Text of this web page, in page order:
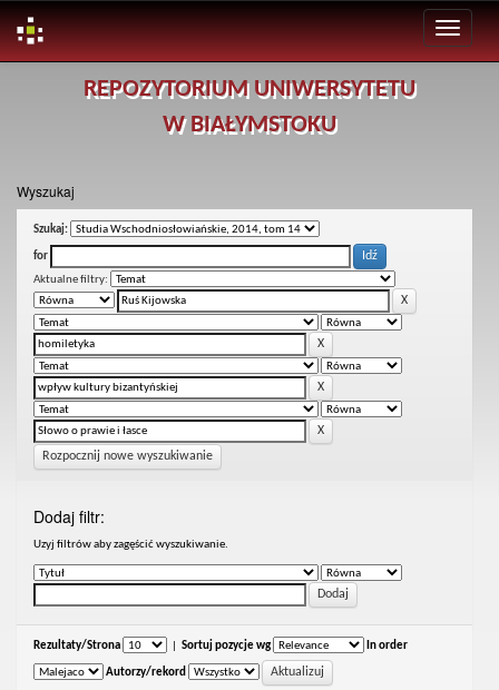
REPOZYTORIUM UNIWERSYTETU
W BIAŁYMSTOKU
Wyszukaj
Szukaj:
for
Aktualne filtry:
Rozpocznij nowe wyszukiwanie
Dodaj filtr:
Uzyj filtrów aby zagęścić wyszukiwanie.
Rezultaty/Strona Sortuj pozycje wg In order
Autorzy/rekord